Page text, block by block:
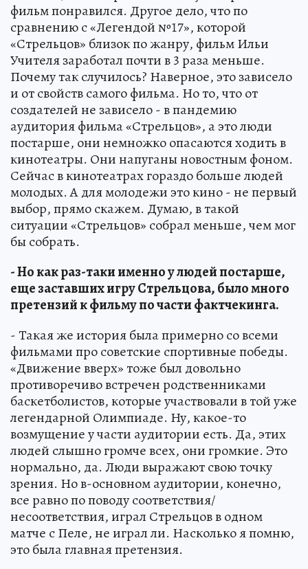
фильм понравился. Другое дело, что по
сравнению с «Легендой №17», которой
«Стрельцов» близок по жанру, фильм Ильи
Учителя заработал почти в 3 раза меньше.
Почему так случилось? Наверное, это зависело
и от свойств самого фильма. Но то, что от
создателей не зависело - в пандемию
аудитория фильма «Стрельцов», а это люди
постарше, они немножко опасаются ходить в
кинотеатры. Они напуганы новостным фоном.
Сейчас в кинотеатрах гораздо больше людей
молодых. А для молодежи это кино - не первый
выбор, прямо скажем. Думаю, в такой
ситуации «Стрельцов» собрал меньше, чем мог
бы собрать.
- Но как раз-таки именно у людей постарше,
еще заставших игру Стрельцова, было много
претензий к фильму по части фактчекинга.
- Такая же история была примерно со всеми
фильмами про советские спортивные победы.
«Движение вверх» тоже был довольно
противоречиво встречен родственниками
баскетболистов, которые участвовали в той уже
легендарной Олимпиаде. Ну, какое-то
возмущение у части аудитории есть. Да, этих
людей слышно громче всех, они громкие. Это
нормально, да. Люди выражают свою точку
зрения. Но в-основном аудитории, конечно,
все равно по поводу соответствия/
несоответствия, играл Стрельцов в одном
матче с Пеле, не играл ли. Насколько я помню,
это была главная претензия.